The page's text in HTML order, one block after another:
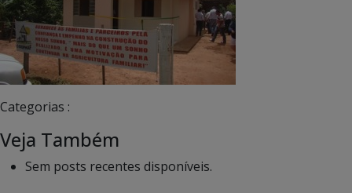
Categorias :
Veja Também
Sem posts recentes disponíveis.